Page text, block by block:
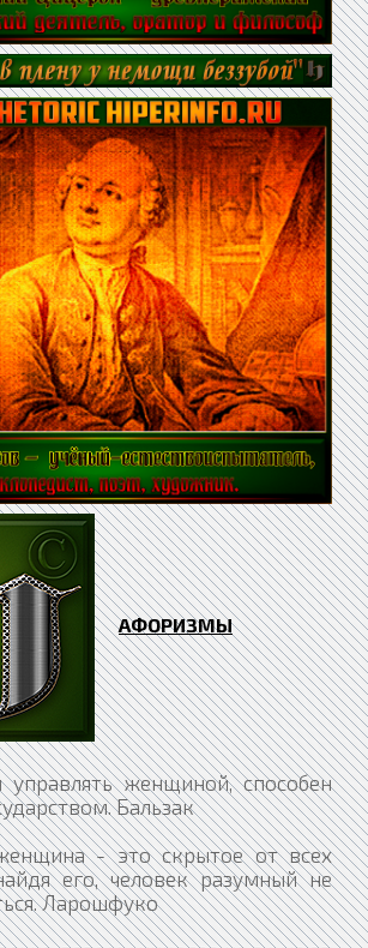
АФОРИЗМЫ
управлять женщиной, способен
Бальзак
- это скрытое от всех
его, человек разумный не
Ларошфуко